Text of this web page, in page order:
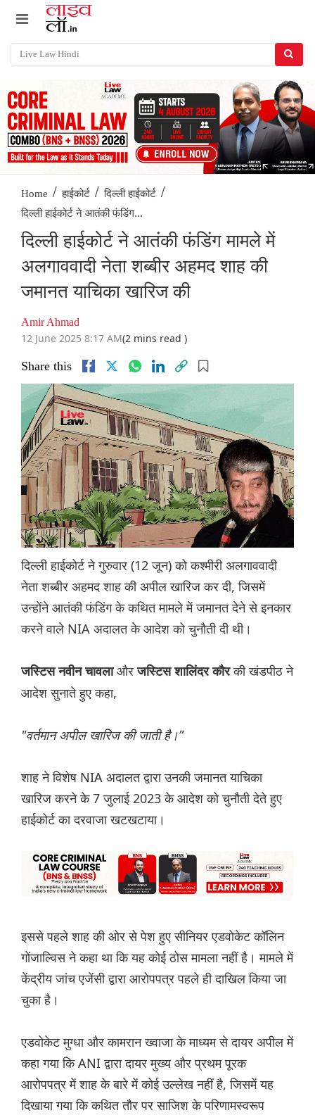
Home / हाईकोर्ट / दिल्ली हाईकोर्ट /
दिल्ली हाईकोर्ट ने आतंकी फंडिंग...
दिल्ली हाईकोर्ट ने आतंकी फंडिंग मामले में
अलगाववादी नेता शब्बीर अहमद शाह की
जमानत याचिका खारिज की
Amir Ahmad
12 June 2025 8:17 AM(2 mins read )
Share this
दिल्ली हाईकोर्ट ने गुरुवार (12 जून) को कश्मीरी अलगाववादी
नेता शब्बीर अहमद शाह की अपील खारिज कर दी, जिसमें
उन्होंने आतंकी फंडिंग के कथित मामले में जमानत देने से इनकार
करने वाले NIA अदालत के आदेश को चुनौती दी थी।
जस्टिस नवीन चावलाऔरजस्टिस शालिंदर कौरकी खंडपीठ ने
आदेश सुनाते हुए कहा,
"वर्तमान अपील खारिज की जाती है।”
शाह ने विशेष NIA अदालत द्वारा उनकी जमानत याचिका
खारिज करने के 7 जुलाई 2023 के आदेश को चुनौती देते हुए
हाईकोर्ट का दरवाजा खटखटाया।
इससे पहले शाह की ओर से पेश हुए सीनियर एडवोकेट कॉलिन
गोंजाल्विस ने कहा था कि यह कोई ठोस मामला नहीं है। मामले में
केंद्रीय जांच एजेंसी द्वारा आरोपपत्र पहले ही दाखिल किया जा
चुका है।
एडवोकेट मुग्धा और कामरान ख्वाजा के माध्यम से दायर अपील में
कहा गया कि ANI द्वारा दायर मुख्य और प्रथम पूरक
आरोपपत्र में शाह के बारे में कोई उल्लेख नहीं है, जिसमें यह
दिखाया गया कि कथित तौर पर साजिश के परिणामस्वरूप